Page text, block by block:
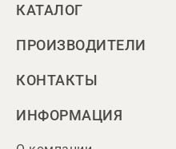
КАТАЛОГ
ПРОИЗВОДИТЕЛИ
КОНТАКТЫ
ИНФОРМАЦИЯ